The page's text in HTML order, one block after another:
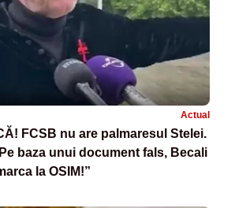
Actual
FCSB nu are palmaresul Stelei.
baza unui document fals, Becali
la OSIM!”